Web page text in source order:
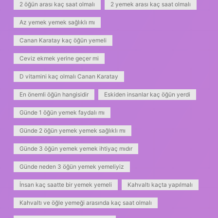
2 öğün arası kaç saat olmalı 2 yemek arası kaç saat olmalı
Az yemek yemek sağlıklı mı
Canan Karatay kaç öğün yemeli
Ceviz ekmek yerine geçer mi
D vitamini kaç olmalı Canan Karatay
En önemli öğün hangisidir Eskiden insanlar kaç öğün yerdi
Günde 1 öğün yemek faydalı mı
Günde 2 öğün yemek yemek sağlıklı mı
Günde 3 öğün yemek yemek ihtiyaç mıdır
Günde neden 3 öğün yemek yemeliyiz
İnsan kaç saatte bir yemek yemeli Kahvaltı kaçta yapılmalı
Kahvaltı ve öğle yemeği arasında kaç saat olmalı